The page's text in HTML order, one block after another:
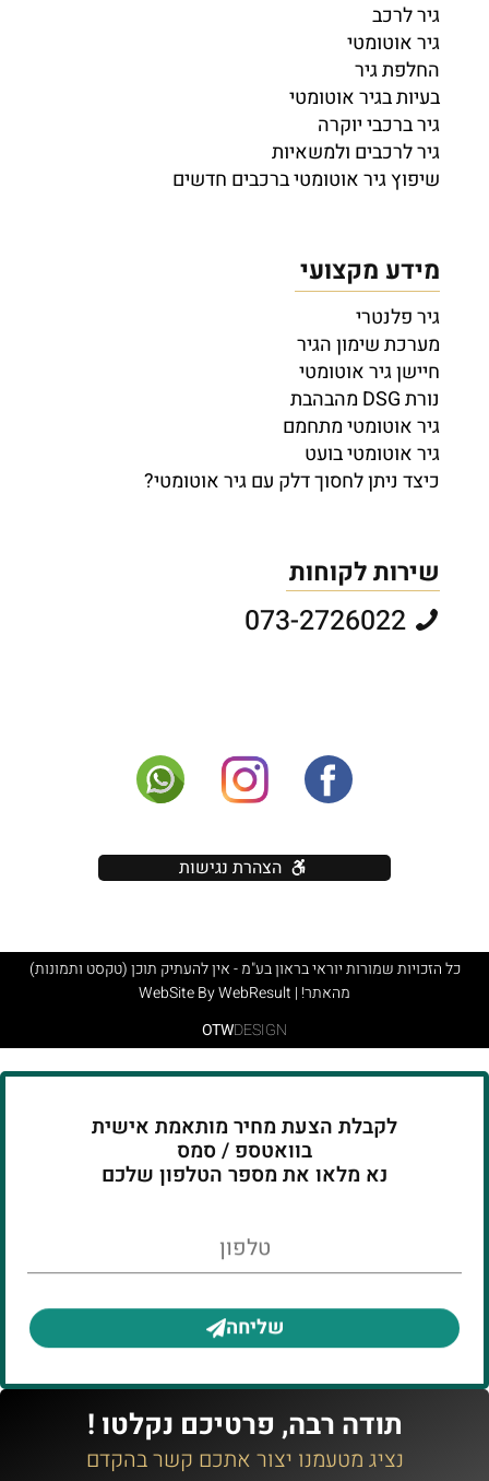
גיר לרכב
גיר אוטומטי
החלפת גיר
בעיות בגיר אוטומטי
גיר ברכבי יוקרה
גיר לרכבים ולמשאיות
שיפוץ גיר אוטומטי ברכבים חדשים
מידע מקצועי
גיר פלנטרי
מערכת שימון הגיר
חיישן גיר אוטומטי
נורת DSG מהבהבת
גיר אוטומטי מתחמם
גיר אוטומטי בועט
כיצד ניתן לחסוך דלק עם גיר אוטומטי?
שירות לקוחות
הצהרת נגישות
OTWDESIGN
כל הזכויות שמורות יוראי בראון בע"מ - אין להעתיק תוכן (טקסט ותמונות)
מהאתר! | WebSite By WebResult
לקבלת הצעת מחיר מותאמת אישית
בוואטספ / סמס
נא מלאו את מספר הטלפון שלכם
שליחה
תודה רבה, פרטיכם נקלטו !
נציג מטעמנו יצור אתכם קשר בהקדם